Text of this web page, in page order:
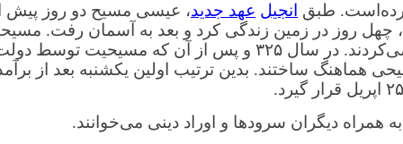
طبق انجیل عهد جدید، عیسی مسیح دو روز پیش
چهل روز در زمین زندگی کرد و بعد به آسمان رفت.
رستاخیز پیشوای خود را همزمان با مراسم عید فصح برپا
هماهنگ ساختند. بدین ترتیب اولین یکشنبه بعد از
همراه دیگران سرودها و اوراد دینی می‌خوانند.